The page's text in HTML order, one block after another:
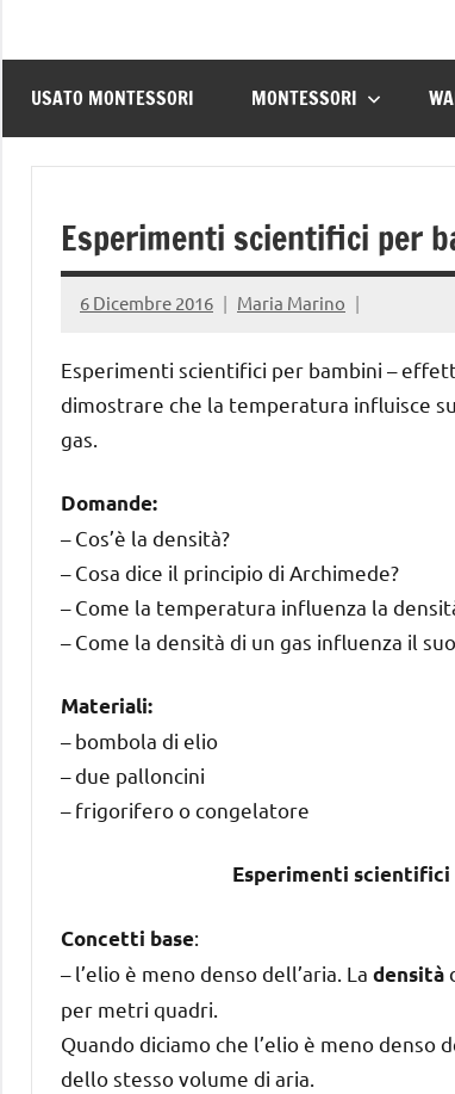
USATO MONTESSORI MONTESSORI
Esperimenti scientifici per
6 Dicembre 2016 Maria Marino
Esperimenti scientifici per bambini –
dimostrare che la temperatura influisce
gas.
Domande:
– Cos’è la densità?
– Cosa dice il principio di Archimede?
– Come la temperatura influenza la
– Come la densità di un gas influenza il
Materiali:
– bombola di elio
– due palloncini
– frigorifero o congelatore
Esperimenti
Concetti base:
– l’elio è meno denso dell’aria. La densità
per metri quadri.
Quando diciamo che l’elio è meno
dello stesso volume di aria.